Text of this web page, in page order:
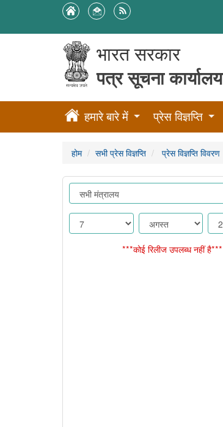
भारत सरकार
पत्र सूचना कार्यालय
हमारे बारे में प्रेस विज्ञप्ति
होम सभी प्रेस विज्ञप्ति प्रेस विज्ञप्ति विवरण
***कोई रिलीज उपलब्ध नहीं है***